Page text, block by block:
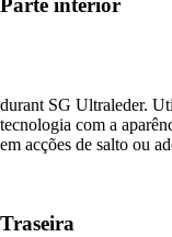
Parte interior
durant SG Ultraleder.
tecnologia com a
em acções de salto ou
Traseira